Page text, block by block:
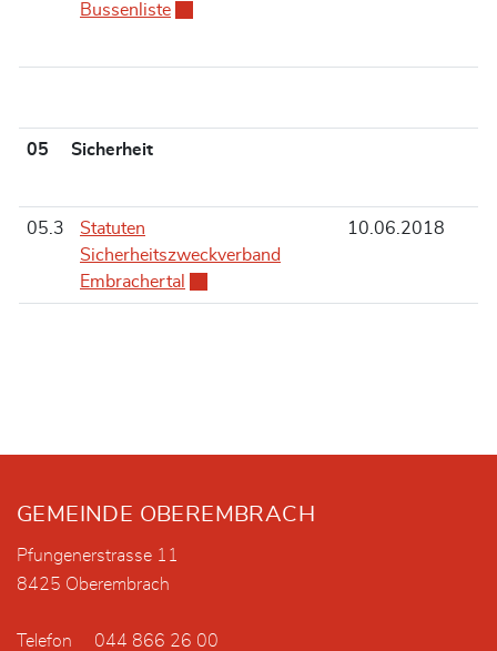
Bussenliste
05 Sicherheit
05.3
Statuten
Sicherheitszweckverband
Embrachertal
10.06.2018
Fusszeile
GEMEINDE OBEREMBRACH
Pfungenerstrasse 11
8425 Oberembrach
Telefon
044 866 26 00